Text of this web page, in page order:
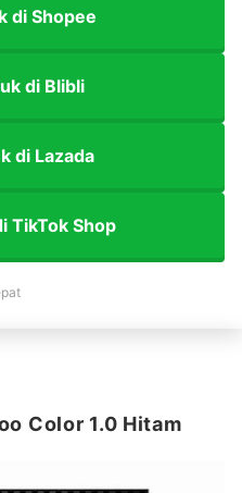
di Shopee
di Blibli
di Lazada
TikTok Shop
Color 1.0 Hitam